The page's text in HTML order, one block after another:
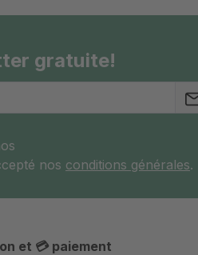
gratuite!
nos conditions générales.
et 💳 paiement